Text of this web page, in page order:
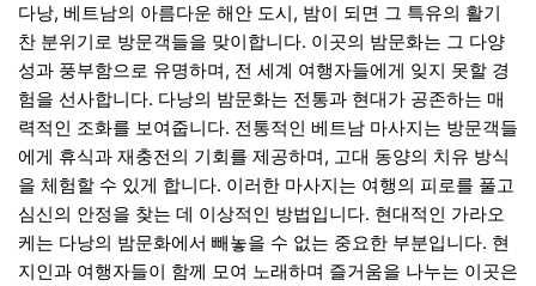
다낭, 베트남의 아름다운 해안 도시, 밤이 되면 그 특유의 활기
찬 분위기로 방문객들을 맞이합니다. 이곳의 밤문화는 그 다양
성과 풍부함으로 유명하며, 전 세계 여행자들에게 잊지 못할 경
험을 선사합니다. 다낭의 밤문화는 전통과 현대가 공존하는 매
력적인 조화를 보여줍니다. 전통적인 베트남 마사지는 방문객들
에게 휴식과 재충전의 기회를 제공하며, 고대 동양의 치유 방식
을 체험할 수 있게 합니다. 이러한 마사지는 여행의 피로를 풀고
심신의 안정을 찾는 데 이상적인 방법입니다. 현대적인 가라오
케는 다낭의 밤문화에서 빼놓을 수 없는 중요한 부분입니다. 현
지인과 여행자들이 함께 모여 노래하며 즐거움을 나누는 이곳은